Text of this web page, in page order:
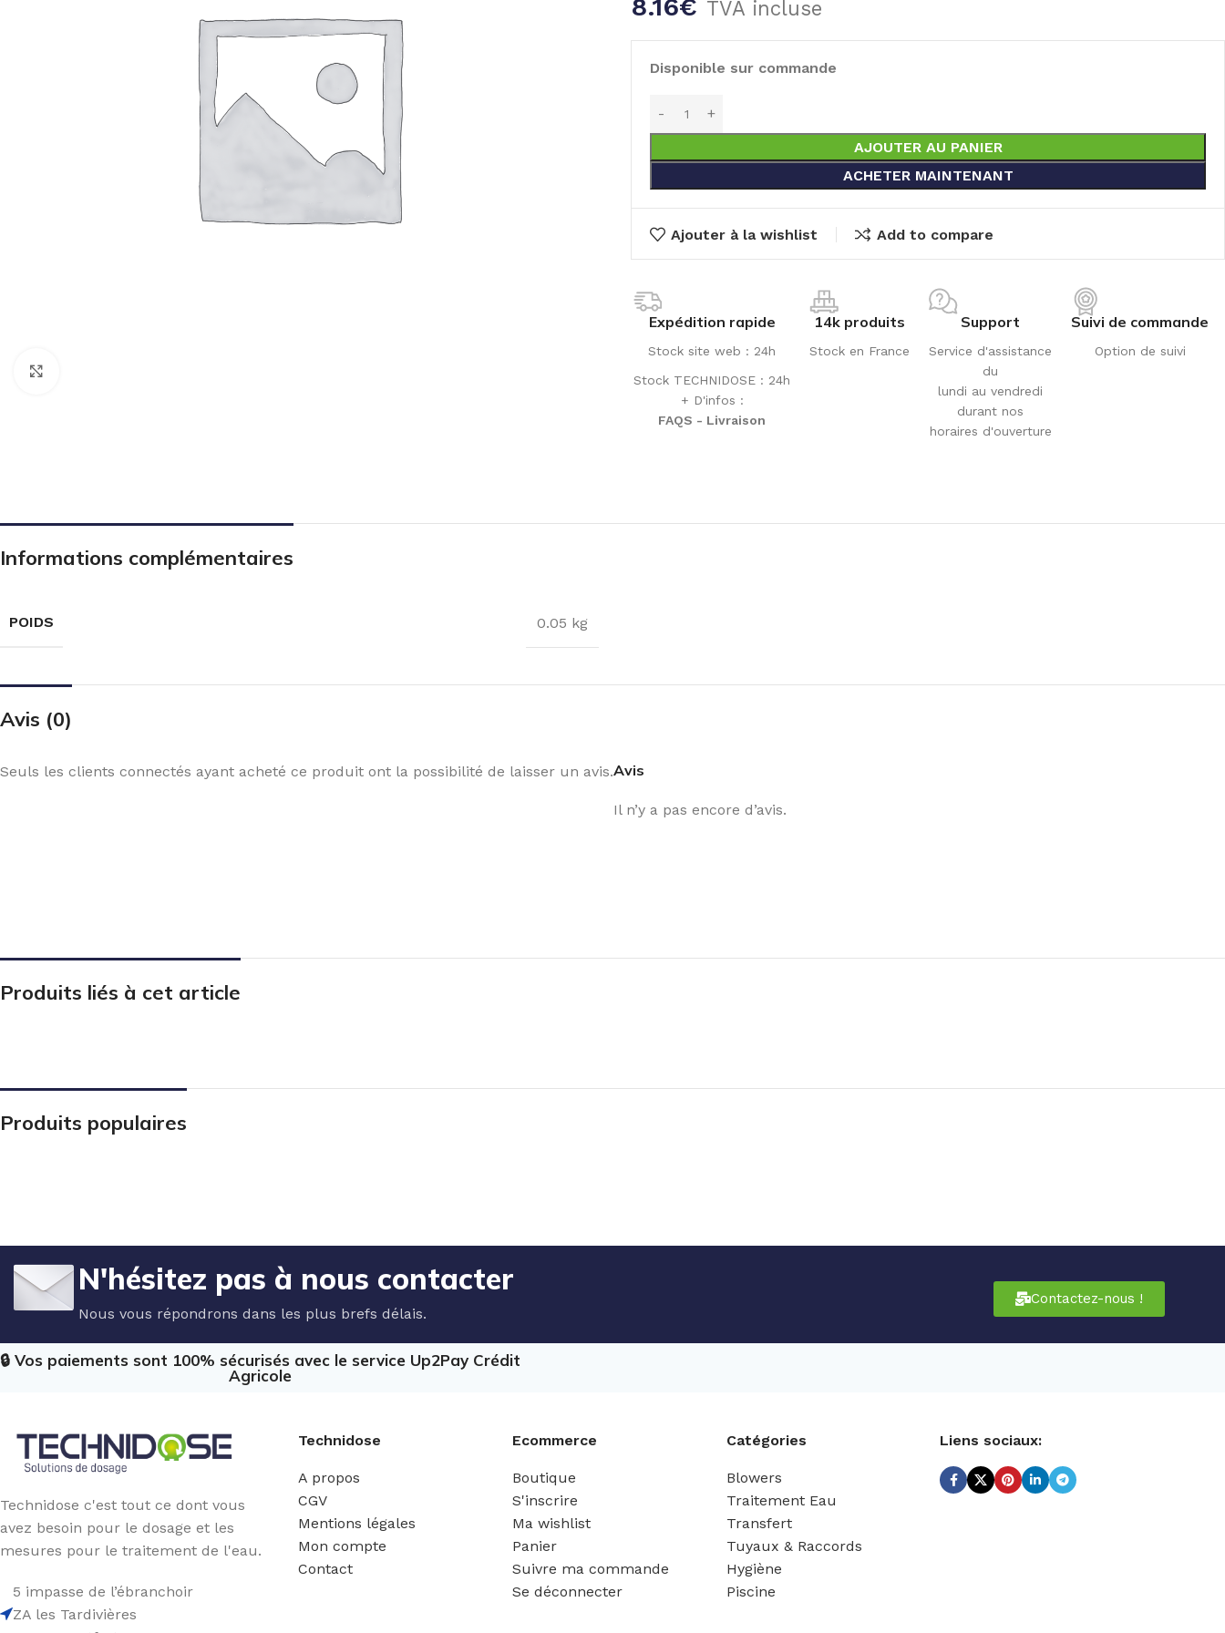
8.16€ TVA incluse
Disponible sur commande
AJOUTER AU PANIER
ACHETER MAINTENANT
Ajouter à la wishlist Add to compare
Expédition rapide
Stock site web : 24h
Stock TECHNIDOSE : 24h
+ D'infos :
FAQS - Livraison
14k produits
Stock en France
Support
Service d'assistance
du
lundi au vendredi
durant nos
horaires d'ouverture
Suivi de commande
Option de suivi
Informations complémentaires
POIDS 0.05 kg
Avis (0)
Avis
Il n’y a pas encore d’avis.
Seuls les clients connectés ayant acheté ce produit ont la possibilité de laisser un avis.
Produits liés à cet article
Produits populaires
N'hésitez pas à nous contacter
Nous vous répondrons dans les plus brefs délais.
Contactez-nous !
🔒 Vos paiements sont 100% sécurisés avec le service Up2Pay Crédit
Agricole
Technidose c'est tout ce dont vous
avez besoin pour le dosage et les
mesures pour le traitement de l'eau.
5 impasse de l’ébranchoir
ZA les Tardivières
Technidose
A propos
CGV
Mentions légales
Mon compte
Contact
Ecommerce
Boutique
S'inscrire
Ma wishlist
Panier
Suivre ma commande
Se déconnecter
Catégories
Blowers
Traitement Eau
Transfert
Tuyaux & Raccords
Hygiène
Piscine
Liens sociaux: